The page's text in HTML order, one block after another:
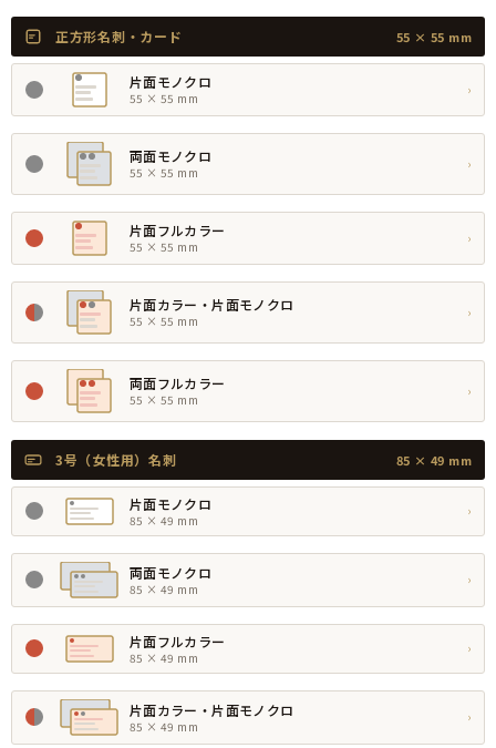
正方形名刺・カード 55 × 55 mm
片面モノクロ
55 × 55 mm
›
両面モノクロ
55 × 55 mm
›
片面フルカラー
55 × 55 mm
›
片面カラー・片面モノクロ
55 × 55 mm
›
両面フルカラー
55 × 55 mm
›
3号（女性用）名刺 85 × 49 mm
片面モノクロ
85 × 49 mm
›
両面モノクロ
85 × 49 mm
›
片面フルカラー
85 × 49 mm
›
片面カラー・片面モノクロ
85 × 49 mm
›